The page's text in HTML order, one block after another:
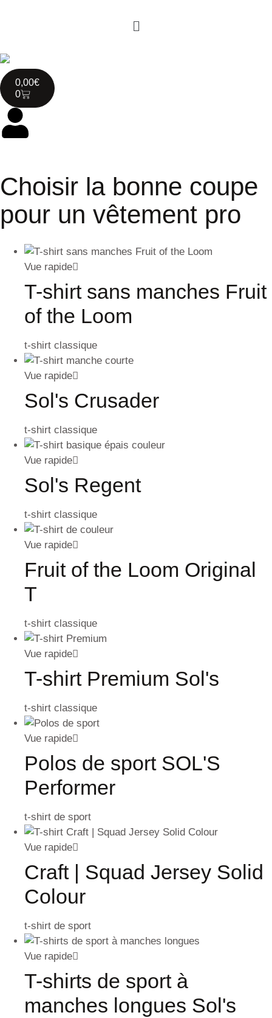
0,00€
0
Choisir la bonne coupe
pour un vêtement pro
Vue rapide
T-shirt sans manches Fruit
of the Loom
t-shirt classique
Vue rapide
Sol's Crusader
t-shirt classique
Vue rapide
Sol's Regent
t-shirt classique
Vue rapide
Fruit of the Loom Original
T
t-shirt classique
Vue rapide
T-shirt Premium Sol's
t-shirt classique
Vue rapide
Polos de sport SOL'S
Performer
t-shirt de sport
Vue rapide
Craft | Squad Jersey Solid
Colour
t-shirt de sport
Vue rapide
T-shirts de sport à
manches longues Sol's